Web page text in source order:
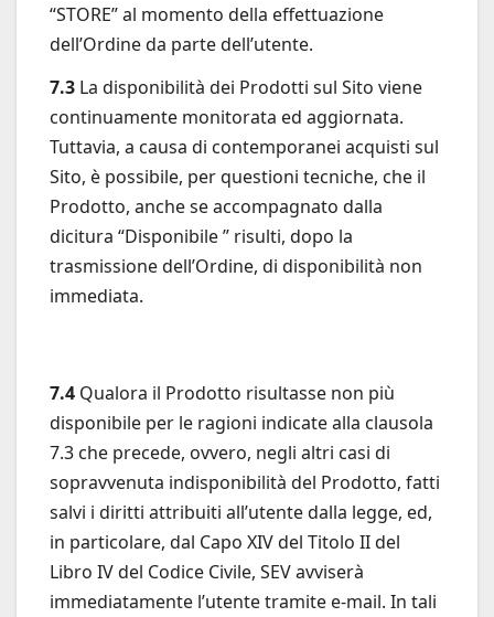
“STORE” al momento della effettuazione
dell’Ordine da parte dell’utente.
7.3 La disponibilità dei Prodotti sul Sito viene
continuamente monitorata ed aggiornata.
Tuttavia, a causa di contemporanei acquisti sul
Sito, è possibile, per questioni tecniche, che il
Prodotto, anche se accompagnato dalla
dicitura “Disponibile ” risulti, dopo la
trasmissione dell’Ordine, di disponibilità non
immediata.
7.4 Qualora il Prodotto risultasse non più
disponibile per le ragioni indicate alla clausola
7.3 che precede, ovvero, negli altri casi di
sopravvenuta indisponibilità del Prodotto, fatti
salvi i diritti attribuiti all’utente dalla legge, ed,
in particolare, dal Capo XIV del Titolo II del
Libro IV del Codice Civile, SEV avviserà
immediatamente l’utente tramite e-mail. In tali